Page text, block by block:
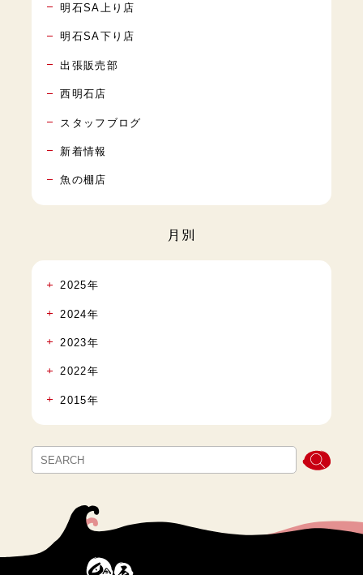
明石SA上り店
明石SA下り店
出張販売部
西明石店
スタッフブログ
新着情報
魚の棚店
月別
2025年
2024年
2023年
2022年
2015年